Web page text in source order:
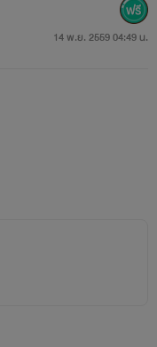
14 พ.ย. 2559 04:49 น.